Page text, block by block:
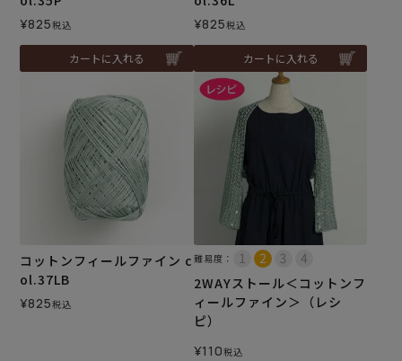
¥825税込
カートに入れる
¥825税込
カートに入れる
コットンフィールファイン c
ol.37LB
¥825税込
難易度：
2WAYストール＜コットンフ
ィールファイン＞（レシ
ピ）
¥110税込